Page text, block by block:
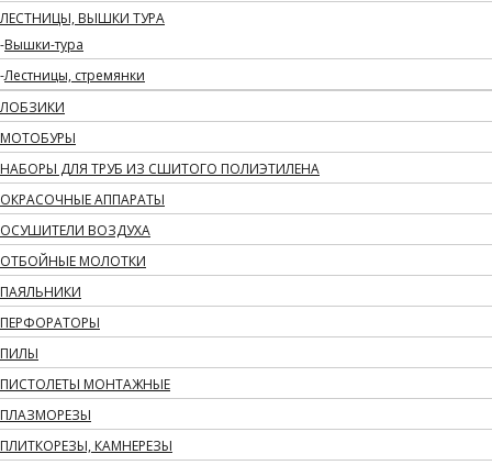
ЛЕСТНИЦЫ, ВЫШКИ ТУРА
Вышки-тура
Лестницы, стремянки
ЛОБЗИКИ
МОТОБУРЫ
НАБОРЫ ДЛЯ ТРУБ ИЗ СШИТОГО ПОЛИЭТИЛЕНА
ОКРАСОЧНЫЕ АППАРАТЫ
ОСУШИТЕЛИ ВОЗДУХА
ОТБОЙНЫЕ МОЛОТКИ
ПАЯЛЬНИКИ
ПЕРФОРАТОРЫ
ПИЛЫ
ПИСТОЛЕТЫ МОНТАЖНЫЕ
ПЛАЗМОРЕЗЫ
ПЛИТКОРЕЗЫ, КАМНЕРЕЗЫ